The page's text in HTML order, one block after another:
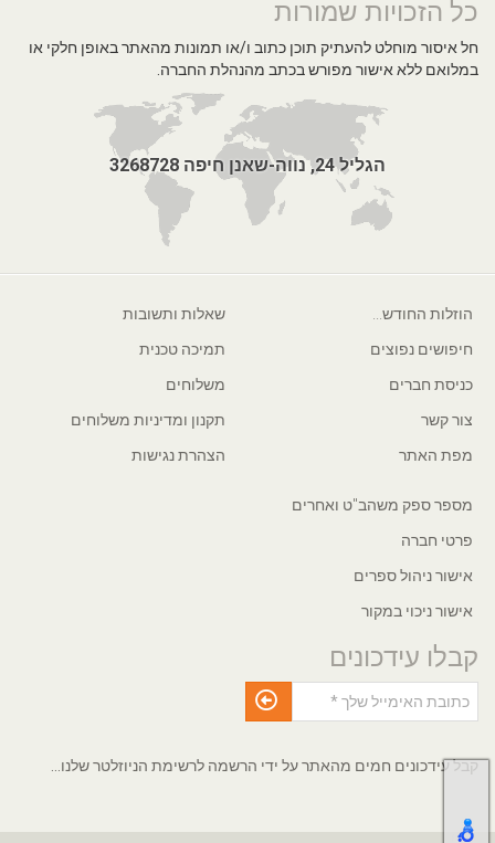
כל הזכויות שמורות
חל איסור מוחלט להעתיק תוכן כתוב ו/או תמונות מהאתר באופן חלקי או
במלואם ללא אישור מפורש בכתב מהנהלת החברה.
הגליל 24, נווה-שאנן חיפה 3268728
הוזלות החודש...
חיפושים נפוצים
כניסת חברים
צור קשר
מפת האתר
שאלות ותשובות
תמיכה טכנית
משלוחים
תקנון ומדיניות משלוחים
הצהרת נגישות
מספר ספק משהב"ט ואחרים
פרטי חברה
אישור ניהול ספרים
אישור ניכוי במקור
קבלו עידכונים
קבל עידכונים חמים מהאתר על ידי הרשמה לרשימת הניוזלטר שלנו...